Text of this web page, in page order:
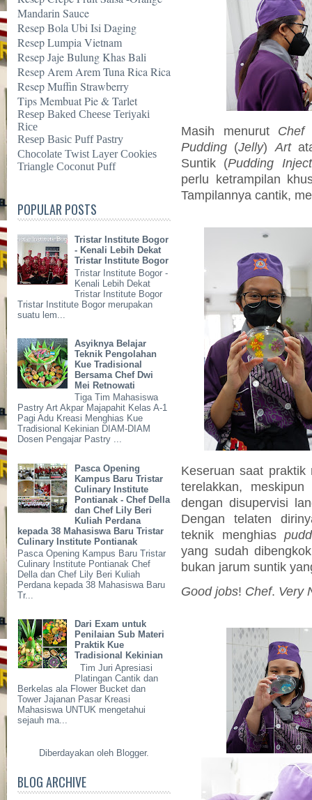
Mandarin Sauce
Resep Bola Ubi Isi Daging
Resep Lumpia Vietnam
Resep Jaje Bulung Khas Bali
Resep Arem Arem Tuna Rica Rica
Resep Muffin Strawberry
Tips Membuat Pie & Tarlet
Resep Baked Cheese Teriyaki
Rice
Resep Basic Puff Pastry
Chocolate Twist Layer Cookies
Triangle Coconut Puff
POPULAR POSTS
Tristar Institute Bogor
- Kenali Lebih Dekat
Tristar Institute Bogor
Tristar Institute Bogor -
Kenali Lebih Dekat
Tristar Institute Bogor
Tristar Institute Bogor merupakan
suatu lem...
Asyiknya Belajar
Teknik Pengolahan
Kue Tradisional
Bersama Chef Dwi
Mei Retnowati
Tiga Tim Mahasiswa
Pastry Art Akpar Majapahit Kelas A-1
Pagi Adu Kreasi Menghias Kue
Tradisional Kekinian DIAM-DIAM
Dosen Pengajar Pastry ...
Pasca Opening
Kampus Baru Tristar
Culinary Institute
Pontianak - Chef Della
dan Chef Lily Beri
Kuliah Perdana
kepada 38 Mahasiswa Baru Tristar
Culinary Institute Pontianak
Pasca Opening Kampus Baru Tristar
Culinary Institute Pontianak Chef
Della dan Chef Lily Beri Kuliah
Perdana kepada 38 Mahasiswa Baru
Tr...
Dari Exam untuk
Penilaian Sub Materi
Praktik Kue
Tradisional Kekinian
Tim Juri Apresiasi
Platingan Cantik dan
Berkelas ala Flower Bucket dan
Tower Jajanan Pasar Kreasi
Mahasiswa UNTUK mengetahui
sejauh ma...
Diberdayakan oleh Blogger.
BLOG ARCHIVE
Masih menurut Chef
Pudding (Jelly) Art
Suntik (Pudding Inject
perlu ketrampilan
Tampilannya cantik,
Keseruan saat
terelakkan,
dengan disupervisi
Dengan telaten
teknik menghias
yang sudah
bukan jarum suntik
Good jobs! Chef. Very